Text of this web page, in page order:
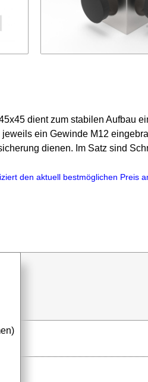
dient zum stabilen Aufbau
ein Gewinde M12
dienen. Im Satz sind
den aktuell bestmöglichen Preis